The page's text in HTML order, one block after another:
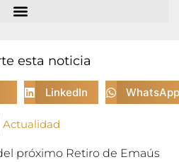
esta noticia
LinkedIn WhatsApp
Actualidad
próximo Retiro de Emaús